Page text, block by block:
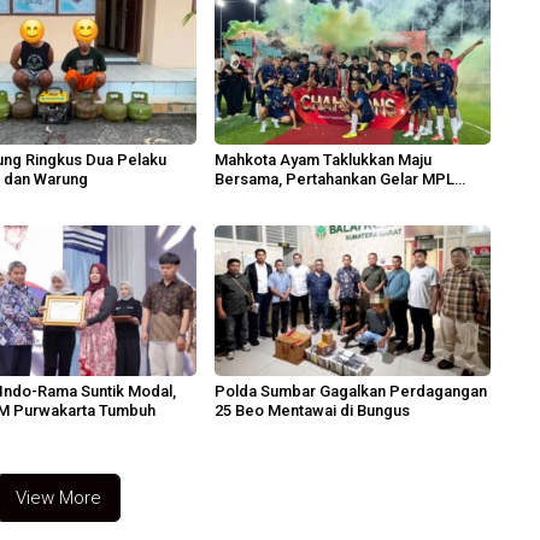
Ringkus Dua Pelaku
dan Warung
Mahkota Ayam Taklukkan Maju
Bersama, Pertahankan Gelar MPL
Rama Suntik Modal,
Purwakarta Tumbuh
Polda Sumbar Gagalkan Perdagangan
25 Beo Mentawai di Bungus
View More